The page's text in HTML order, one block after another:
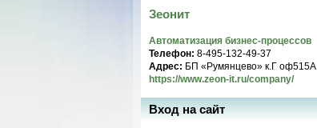
Зеонит
Автоматизация бизнес-процессов
Телефон: 8-495-132-49-37
Адрес: БП «Румянцево» к.Г оф515A
https://www.zeon-it.ru/company/
Вход на сайт